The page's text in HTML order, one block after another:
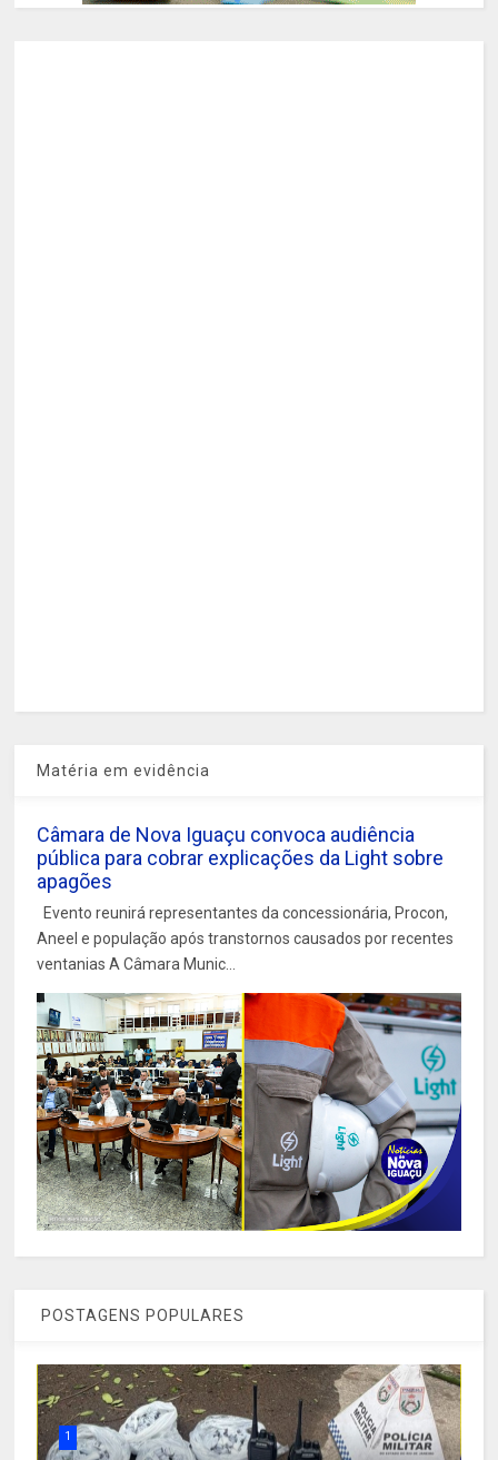
Matéria em evidência
Câmara de Nova Iguaçu convoca audiência
pública para cobrar explicações da Light sobre
apagões
Evento reunirá representantes da concessionária, Procon,
Aneel e população após transtornos causados por recentes
ventanias A Câmara Munic...
POSTAGENS POPULARES
1